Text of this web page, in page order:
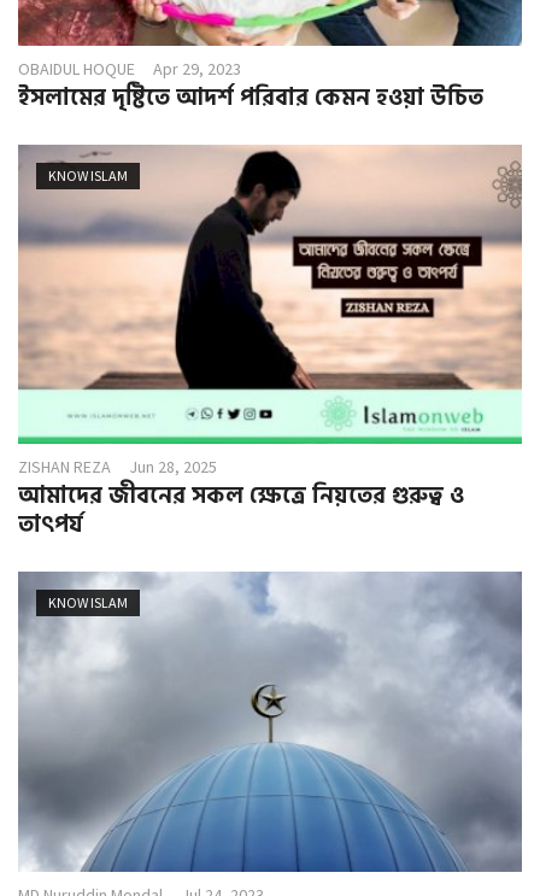
OBAIDUL HOQUE Apr 29, 2023
ইসলামের দৃষ্টিতে আদর্শ পরিবার কেমন হওয়া উচিত
KNOW ISLAM
ZISHAN REZA Jun 28, 2025
আমাদের জীবনের সকল ক্ষেত্রে নিয়তের গুরুত্ব ও
তাৎপর্য
KNOW ISLAM